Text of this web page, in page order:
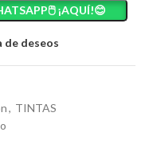
¡AQUÍ!😊
de deseos
, TINTAS